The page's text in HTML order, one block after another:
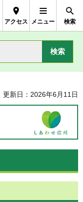
アクセス メニュー 検索
更新日：2026年6月11日